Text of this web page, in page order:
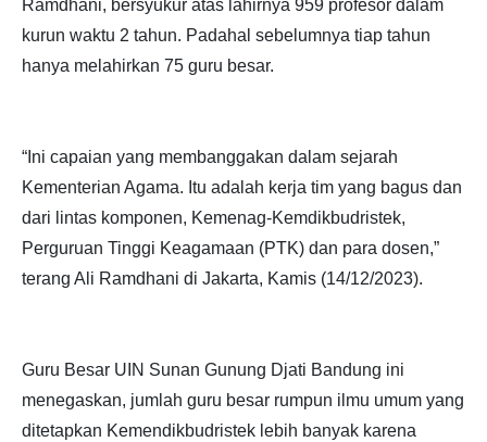
Ramdhani, bersyukur atas lahirnya 959 profesor dalam
kurun waktu 2 tahun. Padahal sebelumnya tiap tahun
hanya melahirkan 75 guru besar.
“Ini capaian yang membanggakan dalam sejarah
Kementerian Agama. Itu adalah kerja tim yang bagus dan
dari lintas komponen, Kemenag-Kemdikbudristek,
Perguruan Tinggi Keagamaan (PTK) dan para dosen,”
terang Ali Ramdhani di Jakarta, Kamis (14/12/2023).
Guru Besar UIN Sunan Gunung Djati Bandung ini
menegaskan, jumlah guru besar rumpun ilmu umum yang
ditetapkan Kemendikbudristek lebih banyak karena